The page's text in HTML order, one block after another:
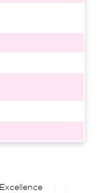
Excellence